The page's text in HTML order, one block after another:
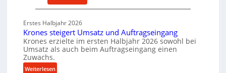
s
a
n
d
h
d
i
M
e
r
Erstes Halbjahr 2026
Krones steigert Umsatz und Auftragseingang
Krones erzielte im ersten Halbjahr 2026 sowohl bei
Umsatz als auch beim Auftragseingang einen
Zuwachs.
Weiterlesen: